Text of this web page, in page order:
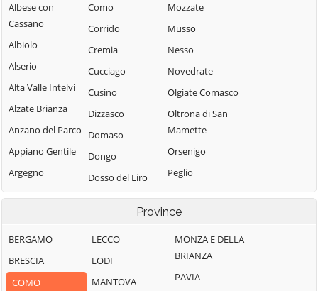
Albese con
Cassano
Albiolo
Alserio
Alta Valle Intelvi
Alzate Brianza
Anzano del Parco
Appiano Gentile
Argegno
Arosio
Barni
Bellagio
Bene Lario
Como
Corrido
Cremia
Cucciago
Cusino
Dizzasco
Domaso
Dongo
Dosso del Liro
Erba
Faggeto Lario
Faloppio
Fenegrò
Mozzate
Musso
Nesso
Novedrate
Olgiate Comasco
Oltrona di San
Mamette
Orsenigo
Peglio
Pianello del Lario
Pigra
Plesio
Pognana Lario
Ponna
Province
BERGAMO
BRESCIA
COMO
LECCO
LODI
MANTOVA
MONZA E DELLA
BRIANZA
PAVIA